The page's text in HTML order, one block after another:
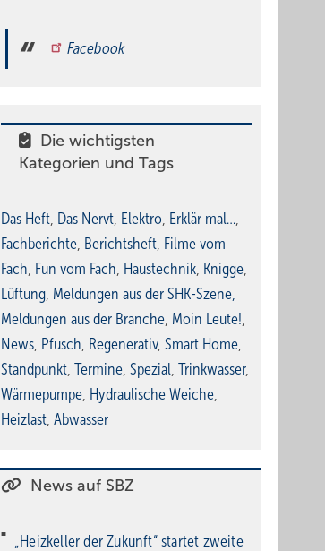
Facebook
Die wichtigsten
Kategorien und Tags
Das Heft, Das Nervt, Elektro, Erklär mal…,
Fachberichte, Berichtsheft, Filme vom
Fach, Fun vom Fach, Haustechnik, Knigge,
Lüftung, Meldungen aus der SHK-Szene,
Meldungen aus der Branche, Moin Leute!,
News, Pfusch, Regenerativ, Smart Home,
Standpunkt, Termine, Spezial, Trinkwasser,
Wärmepumpe, Hydraulische Weiche,
Heizlast, Abwasser
News auf SBZ
„Heizkeller der Zu­kunft“ star­tet zwei­te